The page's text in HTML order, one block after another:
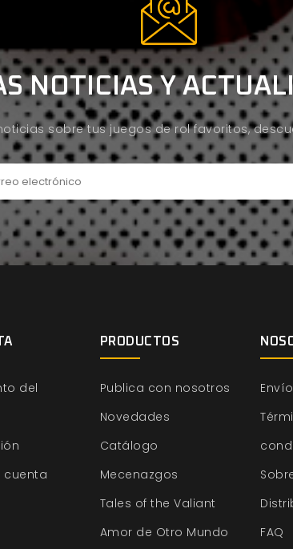
NOTICIAS Y
sobre tus juegos de rol favoritos,
del
cuenta
PRODUCTOS
Publica con nosotros
Novedades
Catálogo
Mecenazgos
Tales of the Valiant
Amor de Otro Mundo
Envío
FAQ